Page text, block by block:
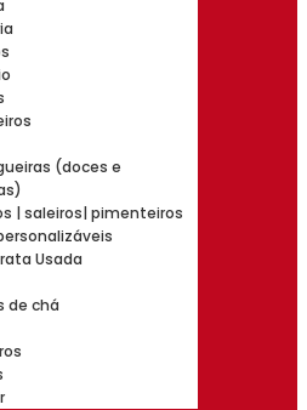
(doces e
| saleiros| pimenteiros
Usada
de chá